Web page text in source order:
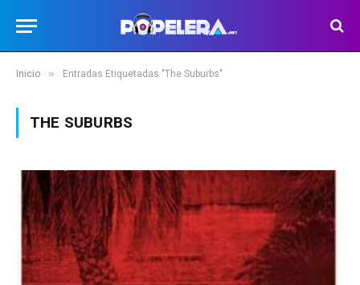
Inicio » Entradas Etiquetadas "The Suburbs"
THE SUBURBS